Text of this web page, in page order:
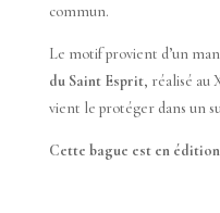
commun.
Le motif provient d’un
du Saint Esprit, réalisé au
vient le protéger dans un
Cette bague est en